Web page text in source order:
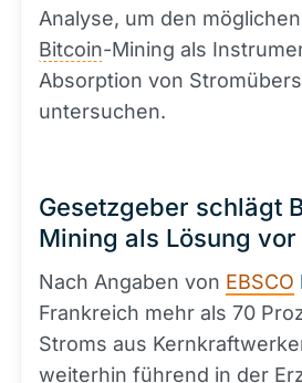
Analyse, um den
Bitcoin-Mining als
Absorption von
untersuchen.
Gesetzgeber schlägt
Mining als Lösung vor
Nach Angaben von EBSCO
Frankreich mehr als 70
Stroms aus
weiterhin führend in der